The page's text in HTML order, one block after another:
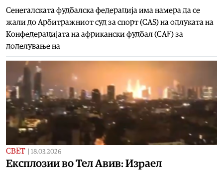
Сенегалската фудбалска федерација има намера да се
жали до Арбитражниот суд за спорт (CAS) на одлуката на
Конфедерацијата на африкански фудбал (CAF) за
доделување на
СВЕТ 18.03.2026
Експлозии во Тел Авив: Израел